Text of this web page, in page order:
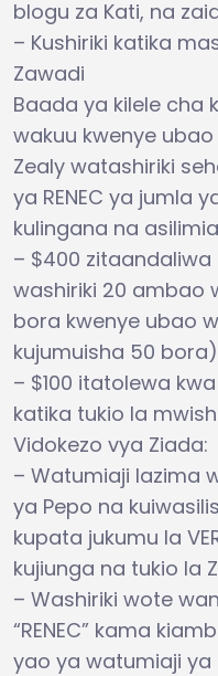
blogu za Kati, na
– Kushiriki katika
Zawadi
Baada ya kilele cha
wakuu kwenye
Zealy watashiriki
ya RENEC ya jumla
kulingana na
– $400
washiriki 20 ambao
bora kwenye ubao
kujumuisha 50
– $100 itatolewa
katika tukio la
Vidokezo vya Ziada:
– Watumiaji lazima
ya Pepo na
kupata jukumu la
kujiunga na tukio la
– Washiriki wote
“RENEC” kama
yao ya watumiaji ya